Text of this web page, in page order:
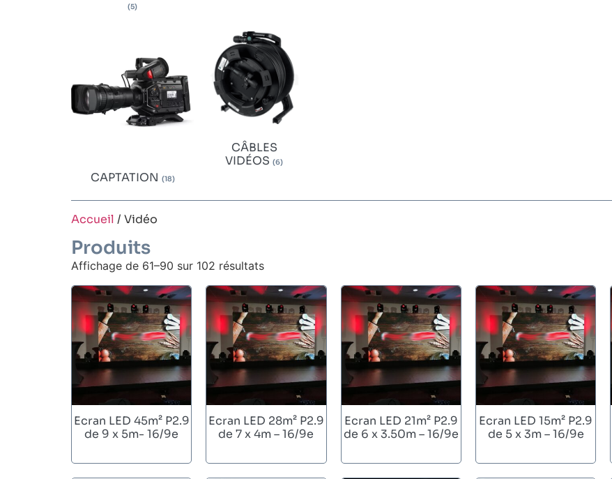
(5)
CAPTATION (18)
CÂBLES
VIDÉOS (6)
Accueil / Vidéo
Produits
Affichage de 61–90 sur 102 résultats
Ecran LED 45m² P2.9
de 9 x 5m- 16/9e
Ecran LED 28m² P2.9
de 7 x 4m – 16/9e
Ecran LED 21m² P2.9
de 6 x 3.50m – 16/9e
Ecran LED 15m² P2.9
de 5 x 3m – 16/9e